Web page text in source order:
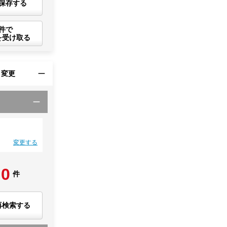
存する
で
受け取る
更
変更する
0 件
検索する